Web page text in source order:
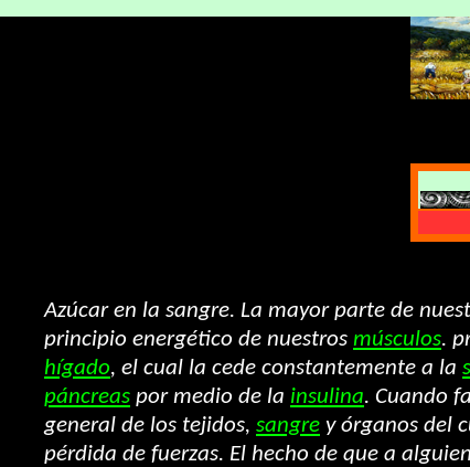
Azúcar en la sangre. La mayor parte de
principio energético de nuestros músculos.
hígado, el cual la cede constantemente a la
páncreas por medio de la insulina. Cuando
general de los tejidos, sangre y órganos del
pérdida de fuerzas. El hecho de que a